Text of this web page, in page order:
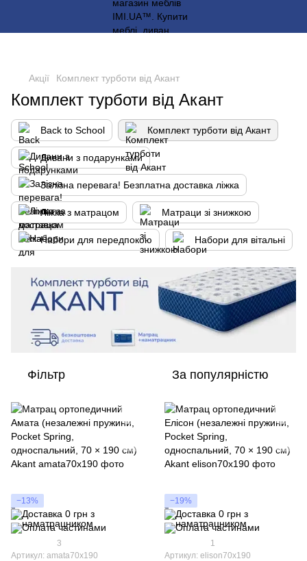
Акції Комплект турботи від Акант
Комплект турботи від Акант
Back to School Комплект турботи від Акант
Дивани з подарунками
Залізна перевага! Безплатна доставка ліжка
Ліжка з матрацом Матраци зі знижкою
Набори для передпокою Набори для вітальні
Фільтр За популярністю
−13%
3
Артикул: amata70x190
−19%
1
Артикул: elison70x190